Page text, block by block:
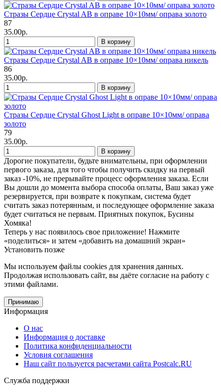
Стразы Сердце Crystal AB в оправе 10×10мм/ оправа золото
87
35.00р.
В корзину
Стразы Сердце Crystal AB в оправе 10×10мм/ оправа никель
86
35.00р.
В корзину
Стразы Сердце Crystal Ghost Light в оправе 10×10мм/ оправа
золото
79
35.00р.
В корзину
Дорогие покупатели, будьте внимательны, при оформлении
первого заказа, для того чтобы получить скидку на первый
заказ -10%, не прерывайте процесс оформления заказа. Если
Вы дошли до момента выбора способа оплаты, Ваш заказ уже
резервируется, при возврате к покупкам, система будет
считать заказ потерянным, и последующее оформление заказа
будет считаться не первым. Приятных покупок, Бусины
Хомяка!
Теперь у нас появилось свое приложение! Нажмите
«поделиться» и затем «добавить на домашний экран»
Установить позже
Мы используем файлы cookies для хранения данных.
Продолжая использовать сайт, вы даёте согласие на работу с
этими файлами.
Принимаю
Информация
О нас
Информация о доставке
Политика конфиденциальности
Условия соглашения
Наш сайт пользуется расчетами сайта Postcalc.RU
Служба поддержки